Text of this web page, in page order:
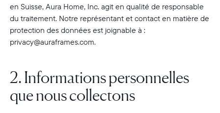
en Suisse, Aura Home, Inc. agit en qualité de responsable
du traitement. Notre représentant et contact en matière de
protection des données est joignable à :
privacy@auraframes.com.
2. Informations personnelles
que nous collectons